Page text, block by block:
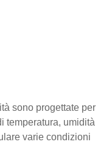
sono progettate per
temperatura, umidità
varie condizioni